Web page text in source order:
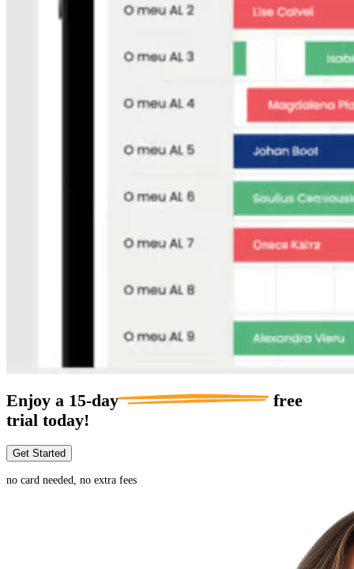
Enjoy a 15-day
free
trial today!
Get Started
no card needed, no extra fees